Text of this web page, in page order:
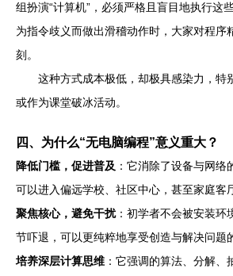
组扮演“计算机”，必须严格且盲目地执行这
为指令歧义而做出滑稽动作时，大家对程序
刻。
这种方式成本极低，却极具感染力，特
或作为课堂破冰活动。
四、为什么“无电脑编程”意义重大？
降低门槛，促进普及 ：它消除了设备与网
可以进入偏远学校、社区中心，甚至家庭客
聚焦核心，避免干扰：初学者不会被安装环
节吓退，可以更纯粹地享受创造与解决问题
培养深层计算思维 ：它强调的算法、分解